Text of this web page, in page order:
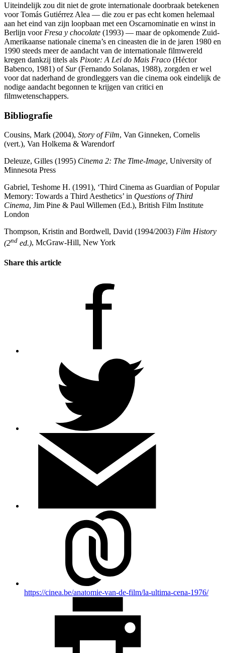
Uiteindelijk zou dit niet de grote internationale doorbraak betekenen
voor Tomás Gutiérrez Alea — die zou er pas echt komen helemaal
aan het eind van zijn loopbaan met een Oscarnominatie en winst in
Berlijn voor Fresa y chocolate (1993) — maar de opkomende Zuid-
Amerikaanse nationale cinema’s en cineasten die in de jaren 1980 en
1990 steeds meer de aandacht van de internationale filmwereld
kregen dankzij titels als Pixote: A Lei do Mais Fraco (Héctor
Babenco, 1981) ofSur(Fernando Solanas, 1988), zorgden er wel
voor dat naderhand de grondleggers van die cinema ook eindelijk de
nodige aandacht begonnen te krijgen van critici en
filmwetenschappers.
Bibliografie
Cousins, Mark (2004), Story of Film, Van Ginneken, Cornelis
(vert.), Van Holkema & Warendorf
Deleuze, Gilles (1995) Cinema 2: The Time-Image, University of
Minnesota Press
Gabriel, Teshome H. (1991), ‘Third Cinema as Guardian of Popular
Memory: Towards a Third Aesthetics’ in Questions of Third
Cinema, Jim Pine & Paul Willemen (Ed.), British Film Institute
London
Thompson, Kristin and Bordwell, David (1994/2003) Film History
(2nd ed.), McGraw-Hill, New York
Share this article
https://cinea.be/anatomie-van-de-film/la-ultima-cena-1976/